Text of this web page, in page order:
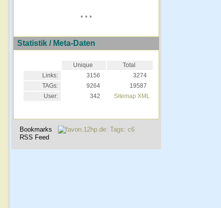
* * *
Statistik / Meta-Daten
Unique
Total
Links:
3156
3274
TAGs:
9264
19587
User:
342 Sitemap XML
Bookmarks
RSS Feed